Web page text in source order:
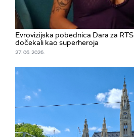
Evrovizijska pobednica Dara za
dočekali kao superheroja
27. 06. 2026.